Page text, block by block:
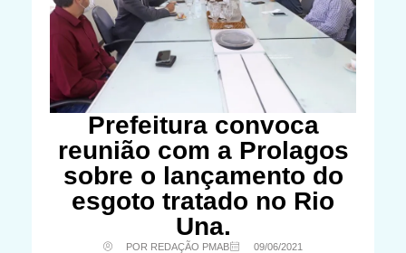
Prefeitura convoca
reunião com a Prolagos
sobre o lançamento do
esgoto tratado no Rio
Una.
POR REDAÇÃO PMAB
09/06/2021